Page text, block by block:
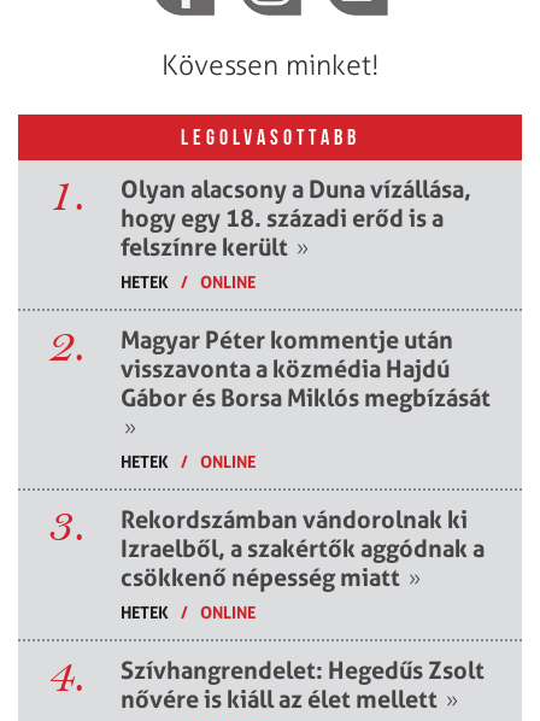
Kövessen minket!
LEGOLVASOTTABB
1.
Olyan alacsony a Duna vízállása,
hogy egy 18. századi erőd is a
felszínre került »
HETEK / ONLINE
2.
Magyar Péter kommentje után
visszavonta a közmédia Hajdú
Gábor és Borsa Miklós megbízását
»
HETEK / ONLINE
3.
Rekordszámban vándorolnak ki
Izraelből, a szakértők aggódnak a
csökkenő népesség miatt »
HETEK / ONLINE
4.
Szívhangrendelet: Hegedűs Zsolt
nővére is kiáll az élet mellett »